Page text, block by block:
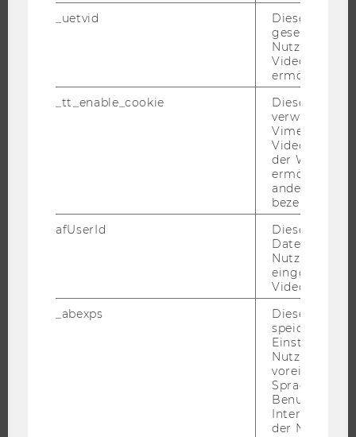
EVENTS ARCHIV
WELCOME SERVICES
KARRIERENETZWERKE AN DER WU
_uetvid
Dieses
gesetzt, um
Nutzung des
Videoplayers
ermöglichen
_tt_enable_cookie
Dieses
verwendet,
Vimeo-
der WU-
ermöglichen
andere nicht
bezeichnete
afUserId
Dieses
Daten von
Videos
_abexps
Dieses Cookie
speichert
Nutzer*in, zB.
Sprache,
der Nutzer*in